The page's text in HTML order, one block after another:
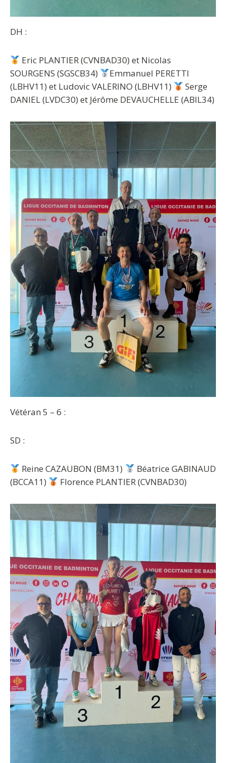
DH :
Eric PLANTIER (CVNBAD30) et Nicolas
SOURGENS (SGSCB34)
Emmanuel PERETTI
(LBHV11) et Ludovic VALERINO (LBHV11)
Serge
DANIEL (LVDC30) et Jérôme DEVAUCHELLE (ABIL34)
Vétéran 5 – 6 :
SD :
Reine CAZAUBON (BM31)
Béatrice GABINAUD
(BCCA11)
Florence PLANTIER (CVNBAD30)